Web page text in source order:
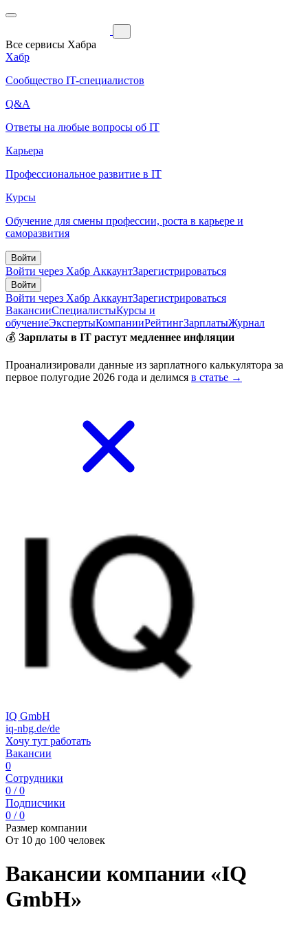
Все сервисы Хабра
Хабр
Сообщество IT-специалистов
Q&A
Ответы на любые вопросы об IT
Карьера
Профессиональное развитие в IT
Курсы
Обучение для смены профессии, роста в карьере и
саморазвития
Войти
Войти через Хабр АккаунтЗарегистрироваться
Войти
Войти через Хабр АккаунтЗарегистрироваться
ВакансииСпециалистыКурсы и
обучениеЭкспертыКомпанииРейтингЗарплатыЖурнал
💰 Зарплаты в IT растут медленнее инфляции
Проанализировали данные из зарплатного калькулятора за
первое полугодие 2026 года и делимся в статье →
IQ GmbH
iq-nbg.de/de
Хочу тут работать
Вакансии
0
Сотрудники
0 / 0
Подписчики
0 / 0
Размер компании
От 10 до 100 человек
Вакансии компании «IQ
GmbH»